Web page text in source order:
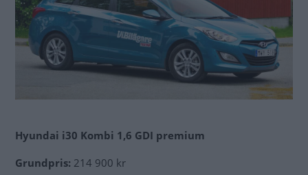
Biltest: Chevrolet Cruze, Ford Focus, Hyundai
i30 (2012)
Hyundai i30 Kombi 1,6 GDI premium
Grundpris: 214 900 kr